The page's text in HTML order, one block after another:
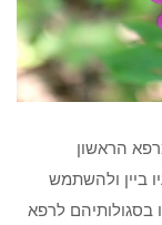
הראשון
ביין ולהשתמש
בסגולותיהם לרפא